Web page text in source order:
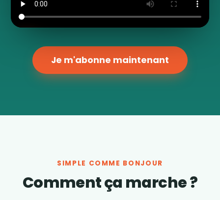
Je m'abonne maintenant
SIMPLE COMME BONJOUR
Comment ça marche ?